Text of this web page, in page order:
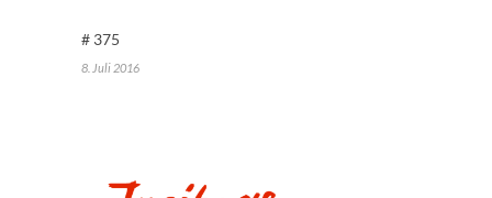
# 375
8. Juli 2016